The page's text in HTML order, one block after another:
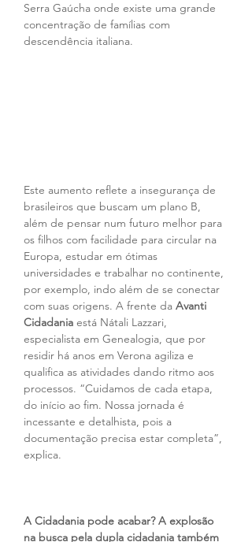
Serra Gaúcha onde existe uma grande
concentração de famílias com
descendência italiana.
Este aumento reflete a insegurança de
brasileiros que buscam um plano B,
além de pensar num futuro melhor para
os filhos com facilidade para circular na
Europa, estudar em ótimas
universidades e trabalhar no continente,
por exemplo, indo além de se conectar
com suas origens. A frente da Avanti
Cidadania está Nátali Lazzari,
especialista em Genealogia, que por
residir há anos em Verona agiliza e
qualifica as atividades dando ritmo aos
processos. “Cuidamos de cada etapa,
do início ao fim. Nossa jornada é
incessante e detalhista, pois a
documentação precisa estar completa”,
explica.
A Cidadania pode acabar? A explosão
na busca pela dupla cidadania também